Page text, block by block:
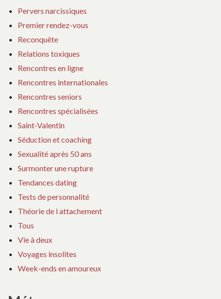
Pervers narcissiques
Premier rendez-vous
Reconquête
Relations toxiques
Rencontres en ligne
Rencontres internationales
Rencontres seniors
Rencontres spécialisées
Saint-Valentin
Séduction et coaching
Sexualité après 50 ans
Surmonter une rupture
Tendances dating
Tests de personnalité
Théorie de l attachement
Tous
Vie à deux
Voyages insolites
Week-ends en amoureux